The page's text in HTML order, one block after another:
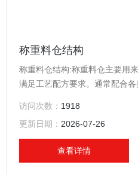
称重料仓结构
称重料仓结构:称重料仓主要用
满足工艺配方要求。通常配合各
访问次数： 1918
更新日期： 2026-07-26
查看详情